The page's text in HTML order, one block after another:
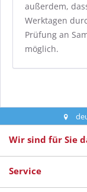
außerdem,
Werktagen
Prüfung an
möglich.
Wir sind für Sie
Service